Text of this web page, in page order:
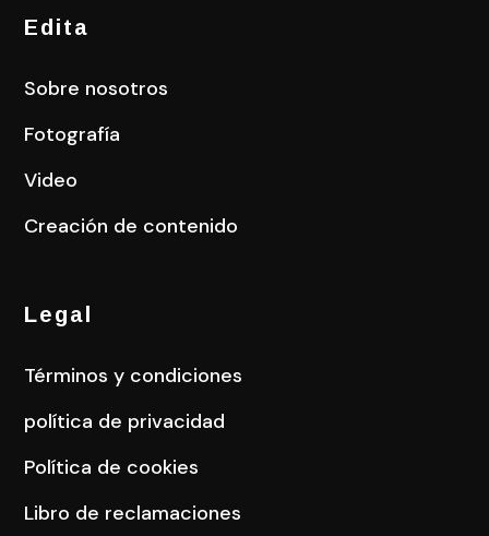
Edita
Sobre nosotros
Fotografía
Video
Creación de contenido
Legal
Términos y condiciones
política de privacidad
Política de cookies
Libro de reclamaciones